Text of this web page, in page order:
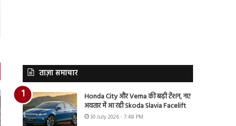
ताज़ा समाचार
Honda City और Verna की बढ़ी टेंशन, नए
अवतार में आ रही Skoda Slavia Facelift
30 July 2026 - 7:48 PM